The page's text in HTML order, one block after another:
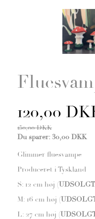
120,00
150,00 DKK
Du sparer: 30,00 DKK
Glimmer fluesvampe
Produceret i Tyskland
S: 12 cm høj (
M: 16 cm høj (
L: 27 cm høj (